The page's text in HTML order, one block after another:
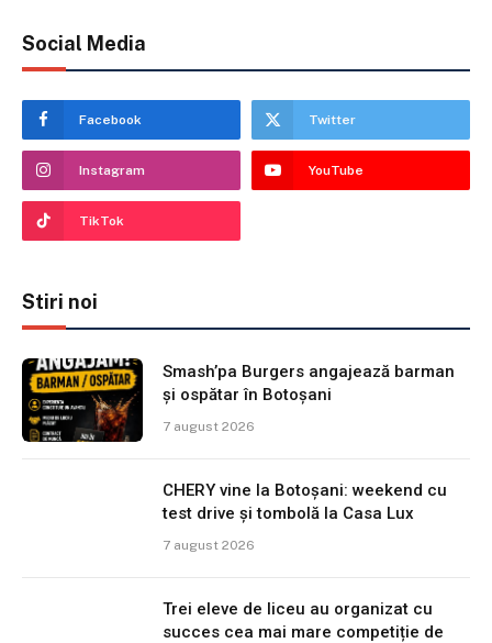
Social Media
Facebook Twitter
Instagram YouTube
TikTok
Stiri noi
Smash’pa Burgers angajează barman
și ospătar în Botoșani
7 august 2026
CHERY vine la Botoșani: weekend cu
test drive și tombolă la Casa Lux
7 august 2026
Trei eleve de liceu au organizat cu
succes cea mai mare competiție de